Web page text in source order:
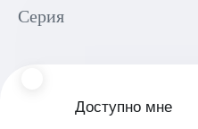
Серия
Доступно мне